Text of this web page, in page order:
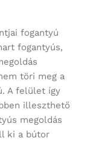
fogantyú
fogantyús,
töri meg a
A felület így
illeszthető
megoldás
ki a bútor